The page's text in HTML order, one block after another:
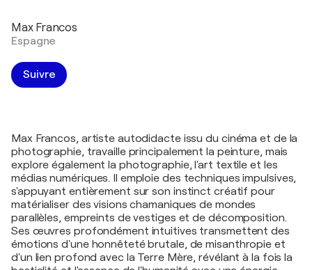
Max Francos
Espagne
Suivre
Max Francos, artiste autodidacte issu du cinéma et de la
photographie, travaille principalement la peinture, mais
explore également la photographie, l'art textile et les
médias numériques. Il emploie des techniques impulsives,
s'appuyant entièrement sur son instinct créatif pour
matérialiser des visions chamaniques de mondes
parallèles, empreints de vestiges et de décomposition.
Ses œuvres profondément intuitives transmettent des
émotions d'une honnêteté brutale, de misanthropie et
d'un lien profond avec la Terre Mère, révélant à la fois la